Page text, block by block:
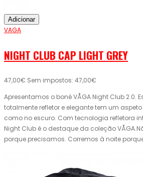
Adicionar
VAGA
NIGHT CLUB CAP LIGHT GREY
47,00€ Sem impostos: 47,00€
Apresentamos o boné VÅGA Night Club 2.0.
totalmente refletor e elegante tem um
como no escuro. Com tecnologia refletora
Night Club é o destaque da coleção
porque precisamos. Corremos à noite